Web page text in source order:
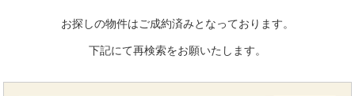
お探しの物件はご成約済みとなっております。
下記にて再検索をお願いたします。